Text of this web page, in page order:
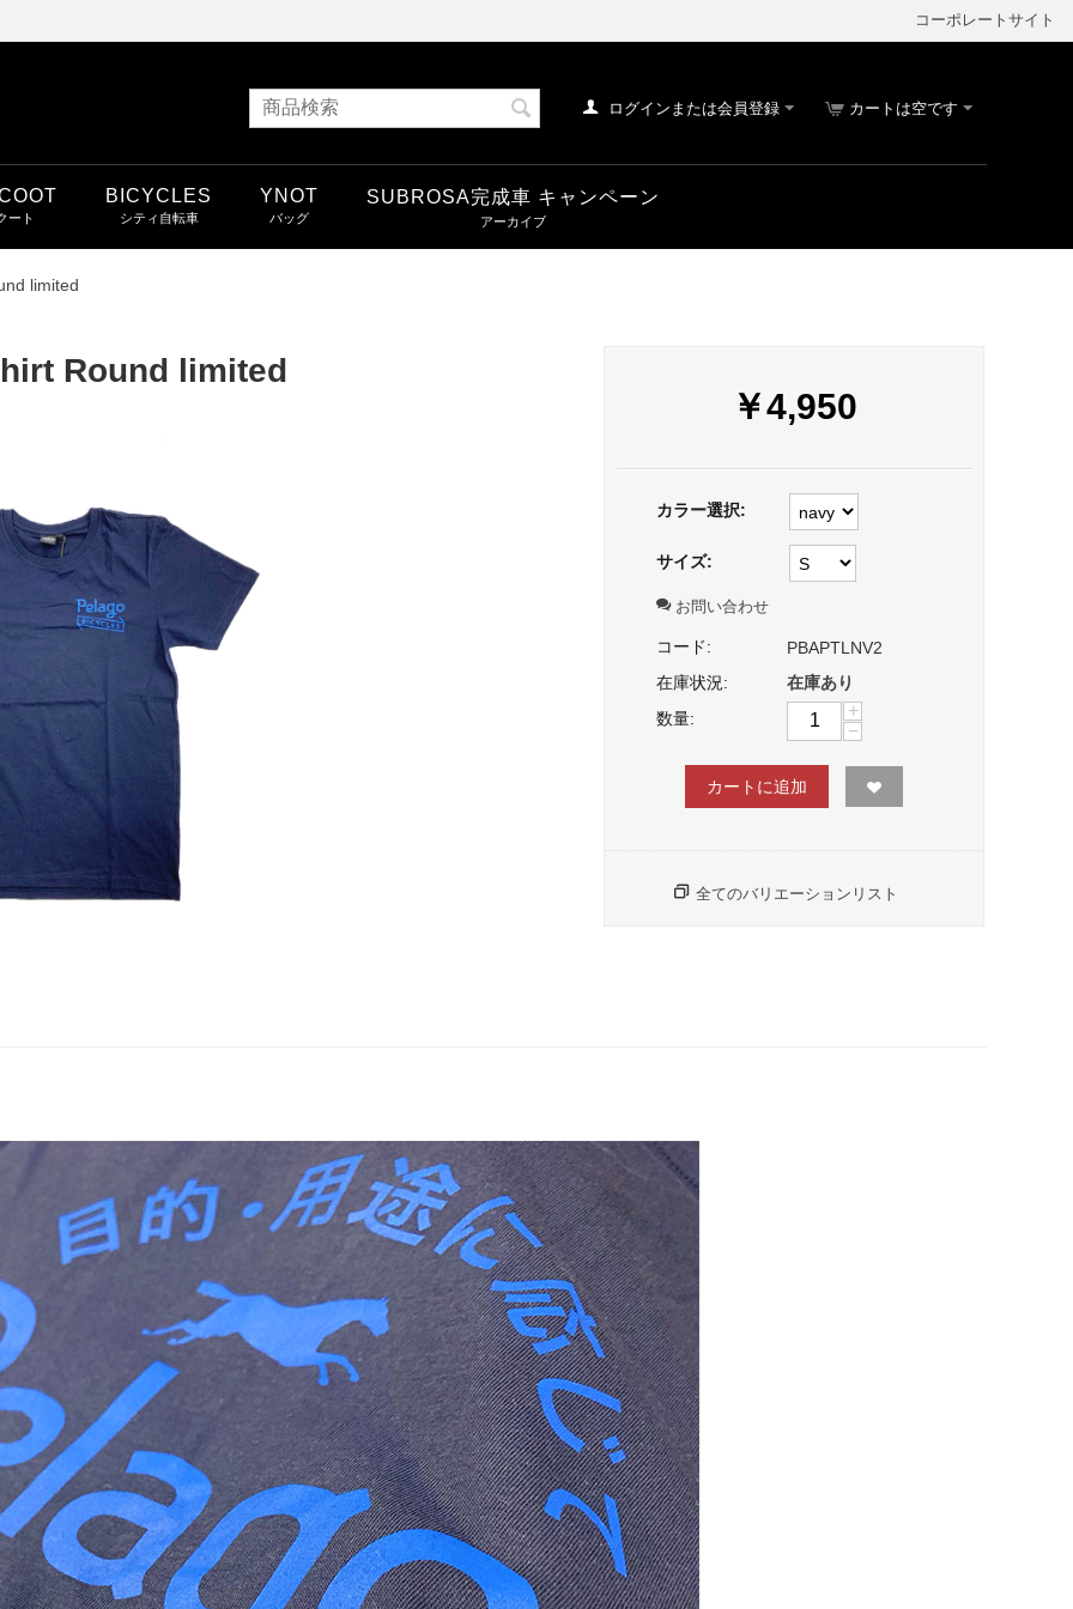
コーポレートサイト
カートは空です
ログインまたは会員登録
BICYCLES YNOT SUBROSA完成車 キャンペーン
limited
Round limited
￥4,950
カラー選択:
サイズ:
お問い合わせ
コード:
PBAPTLNV2
在庫状況:
在庫あり
数量:
+
−
カートに追加
全てのバリエーションリスト